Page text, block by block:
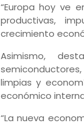
“Europa hoy ve
productivas,
crecimiento
Asimismo,
limpias y
económico
“La nueva